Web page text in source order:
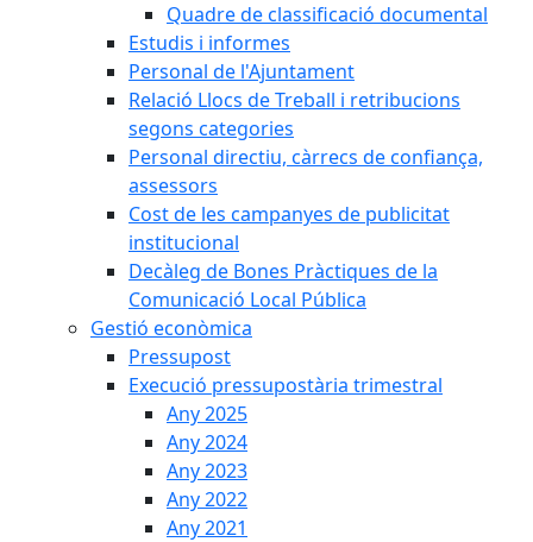
Quadre de classificació documental
Estudis i informes
Personal de l'Ajuntament
Relació Llocs de Treball i retribucions
segons categories
Personal directiu, càrrecs de confiança,
assessors
Cost de les campanyes de publicitat
institucional
Decàleg de Bones Pràctiques de la
Comunicació Local Pública
Gestió econòmica
Pressupost
Execució pressupostària trimestral
Any 2025
Any 2024
Any 2023
Any 2022
Any 2021